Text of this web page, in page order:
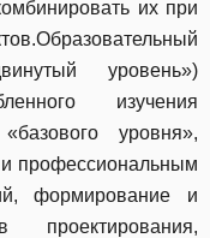
их при
уровень»)
изучения
уровня»,
профессиональным
формирование и